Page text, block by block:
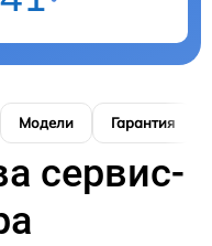
Модели Гарантия
сервис-